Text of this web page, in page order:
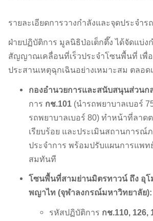
รายละเอียดการวางกำลังและจุดประจำ
ฝ่ายปฏิบัติการ มูลนิธิป่อเต็กตึ๊ง ได้จัดแบ่ง
สัญญาณเคลื่อนที่เร็วประจำโซนพื้นที่ เพื่
ประสานเหตุฉุกเฉินอย่างเหมาะสม ตลอด
กองอำนวยการและสนับสนุนส่วนก
การ กช.101 (นำรถพยาบาลเบอร์
รถพยาบาลเบอร์ 80) ทำหน้าที่ลาด
เรียบร้อย และประเมินสถานการณ์
ประจำการ พร้อมปรับแผนการแพท
สมทันที
โซนพื้นที่สามย่านมิตรทาวน์ ถึง อุ
พญาไท (จุฬาลงกรณ์มหาวิทยาลัย):
รหัสปฏิบัติการ กช.110, 126,